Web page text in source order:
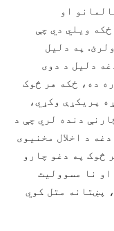
او
ځکه ویلي دي چې
په دلیل
دلیل د دوی
ده، ځکه هر څوک
پریکړې وکړي،
دنده لري چې د
د اخلال مخنیوی
څوک په دغو چارو
نا مسوولیت
پښتانه متل کوي